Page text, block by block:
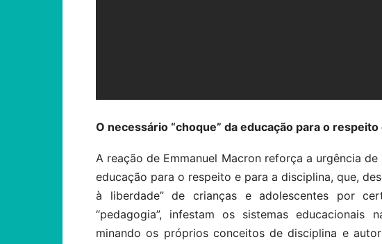
O necessário “choque” da educação para o
A reação de Emmanuel Macron reforça a urgência
educação para o respeito e para a disciplina, que,
à liberdade” de crianças e adolescentes por
“pedagogia”, infestam os sistemas educacionais
minando os próprios conceitos de disciplina e